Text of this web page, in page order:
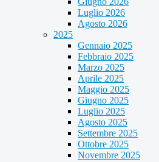
Luglio 2026
Agosto 2026
2025
Gennaio 2025
Febbraio 2025
Marzo 2025
Aprile 2025
Maggio 2025
Giugno 2025
Luglio 2025
Agosto 2025
Settembre 2025
Ottobre 2025
Novembre 2025